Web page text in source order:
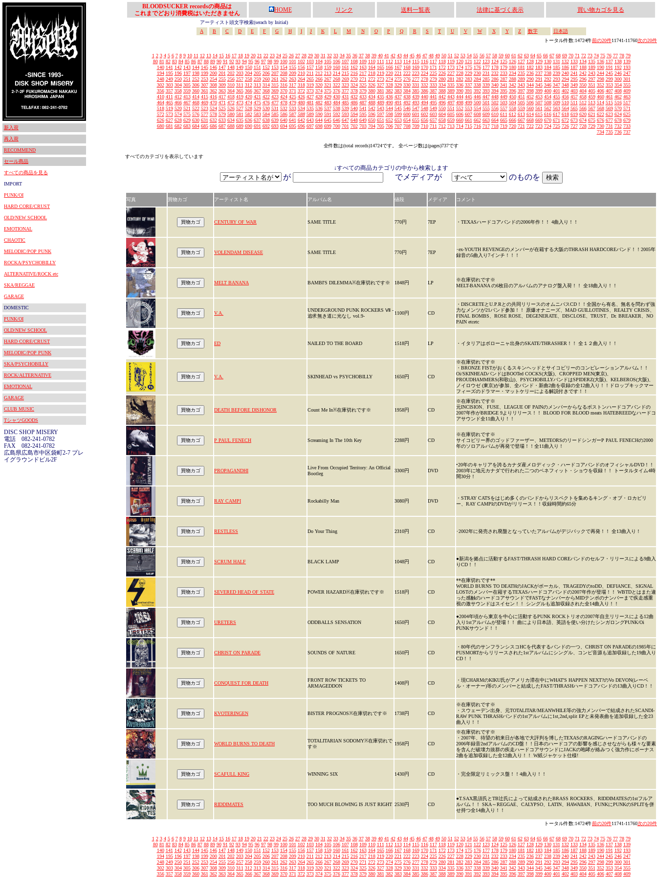
新入荷
再入荷
RECOMMEND
セール商品
すべての商品を見る
IMPORT
PUNK/OI
HARD CORE/CRUST
OLD/NEW SCHOOL
EMOTIONAL
CHAOTIC
MELODIC/POP PUNK
ROCKA/PSYCHOBILLY
ALTERNATIVE/ROCK etc
SKA/REGGAE
GARAGE
DOMESTIC
PUNK/OI
OLD/NEW SCHOOL
HARD CORE/CRUST
MELODIC/POP PUNK
SKA/PSYCHOBILLY
ROCK/ALTERNATIVE
EMOTIONAL
GARAGE
CLUB MUSIC
TシャツGOODS
DISC SHOP MISERY
電話 082-241-0782
FAX 082-241-0782
広島県広島市中区袋町2-7 プレ
イグラウンドビル2F
BLOODSUCKER recordsの商品は
これまでどおり消費税はいただきません
HOME リンク 送料一覧表 法律に基づく表示 買い物カゴを見る
アーティスト頭文字検索(serach by Initial)
A
B C D E F G H I J K L M N O P Q R S T U V W X Y Z 数字
日本語
トータル件数:14724件前の20件11741-11760次の20件
1 2 3 4 5 6 7 8 9 10 11 12 13 14 15 16 17 18 19 20 21 22 23 24 25 26 27 28 29 30 31 32 33 34 35 36 37 38 39 40 41 42 43 44 45 46 47 48 49 50 51 52 53 54 55 56 57 58 59 60 61 62 63 64 65 66 67 68 69 70 71 72 73 74 75 76 77 78 79
80 81 82 83 84 85 86 87 88 89 90 91 92 93 94 95 96 97 98 99 100 101 102 103 104 105 106 107 108 109 110 111 112 113 114 115 116 117 118 119 120 121 122 123 124 125 126 127 128 129 130 131 132 133 134 135 136 137 138 139
140 141 142 143 144 145 146 147 148 149 150 151 152 153 154 155 156 157 158 159 160 161 162 163 164 165 166 167 168 169 170 171 172 173 174 175 176 177 178 179 180 181 182 183 184 185 186 187 188 189 190 191 192 193
194 195 196 197 198 199 200 201 202 203 204 205 206 207 208 209 210 211 212 213 214 215 216 217 218 219 220 221 222 223 224 225 226 227 228 229 230 231 232 233 234 235 236 237 238 239 240 241 242 243 244 245 246 247
248 249 250 251 252 253 254 255 256 257 258 259 260 261 262 263 264 265 266 267 268 269 270 271 272 273 274 275 276 277 278 279 280 281 282 283 284 285 286 287 288 289 290 291 292 293 294 295 296 297 298 299 300 301
302 303 304 305 306 307 308 309 310 311 312 313 314 315 316 317 318 319 320 321 322 323 324 325 326 327 328 329 330 331 332 333 334 335 336 337 338 339 340 341 342 343 344 345 346 347 348 349 350 351 352 353 354 355
356 357 358 359 360 361 362 363 364 365 366 367 368 369 370 371 372 373 374 375 376 377 378 379 380 381 382 383 384 385 386 387 388 389 390 391 392 393 394 395 396 397 398 399 400 401 402 403 404 405 406 407 408 409
410 411 412 413 414 415 416 417 418 419 420 421 422 423 424 425 426 427 428 429 430 431 432 433 434 435 436 437 438 439 440 441 442 443 444 445 446 447 448 449 450 451 452 453 454 455 456 457 458 459 460 461 462 463
464 465 466 467 468 469 470 471 472 473 474 475 476 477 478 479 480 481 482 483 484 485 486 487 488 489 490 491 492 493 494 495 496 497 498 499 500 501 502 503 504 505 506 507 508 509 510 511 512 513 514 515 516 517
518 519 520 521 522 523 524 525 526 527 528 529 530 531 532 533 534 535 536 537 538 539 540 541 542 543 544 545 546 547 548 549 550 551 552 553 554 555 556 557 558 559 560 561 562 563 564 565 566 567 568 569 570 571
572 573 574 575 576 577 578 579 580 581 582 583 584 585 586 587 588 589 590 591 592 593 594 595 596 597 598 599 600 601 602 603 604 605 606 607 608 609 610 611 612 613 614 615 616 617 618 619 620 621 622 623 624 625
626 627 628 629 630 631 632 633 634 635 636 637 638 639 640 641 642 643 644 645 646 647 648 649 650 651 652 653 654 655 656 657 658 659 660 661 662 663 664 665 666 667 668 669 670 671 672 673 674 675 676 677 678 679
680 681 682 683 684 685 686 687 688 689 690 691 692 693 694 695 696 697 698 699 700 701 702 703 704 705 706 707 708 709 710 711 712 713 714 715 716 717 718 719 720 721 722 723 724 725 726 727 728 729 730 731 732 733
734 735 736 737
全件数は(total records)14724です。 全ページ数は(pages)737です
すべてのカテゴリを表示しています
↓すべての商品カテゴリの中から検索します
が でメディアが のものを
写真 買物カゴ アーティスト名 アルバム名 値段 メディア コメント
CENTURY OF WAR SAME TITLE 770円 7EP ・TEXASハードコアバンドの2006年作！！ 4曲入り！！
VOLENDAM DISEASE SAME TITLE 770円 7EP
･ex-YOUTH REVENGEのメンバーが在籍する大阪のTHRASH HARDCOREバンド！！2005年
録音の5曲入り7インチ！！！
MELT BANANA BAMBI'S DILEMMA※在庫切れです※ 1848円 LP
※在庫切れです※
MELT-BANANA の6枚目のアルバムのアナログ盤入荷！！ 全18曲入り！！
V.A.
UNDERGROUND PUNK ROCKERS Ⅶ -
追求無き道に光なし vol.9-
1100円 CD
・DISCRETEとU.P.Rとの共同リリースのオムニバスCD！！全国から有名、無名を問わず強
力なメンツが21バンド参加！！ 原爆オナニーズ、MAD GUILLOTINES、REALTY CRISIS、
FINAL BOMBS、ROSE ROSE、DEGENERATE、DISCLOSE、TRUST、Dr. BREAKER、NO
PAIN etcetc
ED NAILED TO THE BOARD 1518円 LP ・イタリアはボローニャ出身のSKATE/THRASHER！！ 全１２曲入り！！
V.A. SKINHEAD vs PSYCHOBILLY 1650円 CD
※在庫切れです※
・BRONZE FISTがおくるスキンヘッドとサイコビリーのコンピレーションアルバム！！
Oi/SKINHEADバンドはBOOTed COCKS(大阪)、CROPPED MEN(東京)、
PROUDHAMMERS(和歌山)、PSYCHOBILLYバンドはSPIDERZ(大阪)、KELBEROS(大阪)、
ノイロウゼ (東京)が参加、全バンド・新曲2曲を収録の全12曲入り！！ドロップキックマー
フィーズのドラマー・マットケリーによる解説付きです！！
DEATH BEFORE DISHONOR Count Me In※在庫切れです※ 1958円 CD
※在庫切れです※
元INCISION、FUSE、LEAGUE OF PAINのメンバーからなるボストンハードコアバンドの
2007年作がBRIDGE 9よりリリース！！ BLOOD FOR BLOOD meats HATEBREEDなハードコ
アサウンド全11曲入り！！
P PAUL FENECH Screaming In The 10th Key 2288円 CD
※在庫切れです※
サイコビリー界のゴッドファーザー、METEORSのリードシンガーP PAUL FENECHの2000
年のソロアルバムが再発で登場！！全11曲入り！
PROPAGANDHI
Live From Occupied Territory: An Official
Bootleg
3300円 DVD
•20年のキャリアを誇るカナダ産メロディック・ハードコアバンドのオフィシャルDVD！！
2003年に地元カナダで行われた二つのベネフィット・ショウを収録！！ トータルタイム4時
間30分！
RAY CAMPI Rockabilly Man 3080円 DVD
・STRAY CATSをはじめ多くのバンドからリスペクトを集めるキング・オブ・ロカビリ
ー、RAY CAMPIのDVDがリリース！！収録時間約65分
RESTLESS Do Your Thing 2310円 CD ･2002年に発売され廃盤となっていたアルバムがデジパックで再発！！ 全13曲入り！
SCRUM HALF BLACK LAMP 1048円 CD
●新潟を拠点に活動するFAST/THRASH HARD COREバンドのセルフ・リリースによる9曲入
りCD！！
SEVERED HEAD OF STATE POWER HAZARD※在庫切れです※ 1518円 CD
**在庫切れです**
WORLD BURNS TO DEATHのJACKがボーカル、TRAGEDYのtoDD、DEFIANCE、SIGNAL
LOSTのメンバー在籍するTEXASハードコアバンドの2007年作が登場！！ WBTDとはまた違
った感触のハードコアサウンドでFASTなナンバーからMIDテンポのナンバーまで疾走感重
視の激サウンドはスイセン！！ シングルも追加収録された全14曲入り！！
URETERS ODDBALLS SENSATION 1650円 CD
●2004年頃から東京を中心に活動するPUNK ROCKトリオの2007年自主リリースによる12曲
入り1stアルバムが登場！！ 曲により日本語、英語を使い分けたシンガロングPUNK/Oi
PUNKサウンド！！
CHRIST ON PARADE SOUNDS OF NATURE 1650円 CD
・80年代のサンフランシスコHCを代表するバンドの一つ、CHRIST ON PARADEの1985年に
PUSMORTからリリースされた1stアルバムにシングル、コンピ音源も追加収録した19曲入り
CD！！
CONQUEST FOR DEATH
FRONT ROW TICKETS TO
ARMAGEDDON
1408円 CD
・現CHARMのKIKU氏がアメリカ滞在中にWHAT'S HAPPEN NEXT?のVo DEVON(レーベ
ル・オーナー)等のメンバーと結成したFAST/THRASHハードコアバンドの13曲入りCD！！
KVOTERINGEN BISTER PROGNOS※在庫切れです※ 1738円 CD
※在庫切れです※
・スウェーデン出身、元TOTALITAR/MEANWHILE等の強力メンバーで結成されたSCANDI-
RAW PUNK THRASHバンドの1stアルバムに1st,2nd,split EPと未発表曲を追加収録した全23
曲入り！！
WORLD BURNS TO DEATH
TOTALITARIAN SODOMY※在庫切れで
す※
1958円 CD
※在庫切れです※
・2007年、待望の初来日が各地で大評判を博したTEXASのRAGINGハードコアバンドの
2006年録音2ndアルバムのCD盤！！日本のハードコアの影響を感じさせながらも様々な要素
を含んだ破壊力抜群の疾走ハードコアサウンドにJACKの咆哮が絡みつく強力作にボーナス
2曲を追加収録した全12曲入り！！ W紙ジャケット仕様!
SCAFULL KING WINNING SIX 1430円 CD ・完全限定リミックス盤！！4曲入り！！
RIDDIMATES TOO MUCH BLOWING IS JUST RIGHT 2530円 CD
●T.SAX黒須氏とTB辻氏によって結成されたBRASS ROCKERS、RIDDIMATESの1stフルア
ルバム！！ SKA～REGGAE、CALYPSO、LATIN、HAWAIIAN、FUNKにPUNKのSPLITを併
せ持つ全14曲入り！！
トータル件数:14724件前の20件11741-11760次の20件
1 2 3 4 5 6 7 8 9 10 11 12 13 14 15 16 17 18 19 20 21 22 23 24 25 26 27 28 29 30 31 32 33 34 35 36 37 38 39 40 41 42 43 44 45 46 47 48 49 50 51 52 53 54 55 56 57 58 59 60 61 62 63 64 65 66 67 68 69 70 71 72 73 74 75 76 77 78 79
80 81 82 83 84 85 86 87 88 89 90 91 92 93 94 95 96 97 98 99 100 101 102 103 104 105 106 107 108 109 110 111 112 113 114 115 116 117 118 119 120 121 122 123 124 125 126 127 128 129 130 131 132 133 134 135 136 137 138 139
140 141 142 143 144 145 146 147 148 149 150 151 152 153 154 155 156 157 158 159 160 161 162 163 164 165 166 167 168 169 170 171 172 173 174 175 176 177 178 179 180 181 182 183 184 185 186 187 188 189 190 191 192 193
194 195 196 197 198 199 200 201 202 203 204 205 206 207 208 209 210 211 212 213 214 215 216 217 218 219 220 221 222 223 224 225 226 227 228 229 230 231 232 233 234 235 236 237 238 239 240 241 242 243 244 245 246 247
248 249 250 251 252 253 254 255 256 257 258 259 260 261 262 263 264 265 266 267 268 269 270 271 272 273 274 275 276 277 278 279 280 281 282 283 284 285 286 287 288 289 290 291 292 293 294 295 296 297 298 299 300 301
302 303 304 305 306 307 308 309 310 311 312 313 314 315 316 317 318 319 320 321 322 323 324 325 326 327 328 329 330 331 332 333 334 335 336 337 338 339 340 341 342 343 344 345 346 347 348 349 350 351 352 353 354 355
356 357 358 359 360 361 362 363 364 365 366 367 368 369 370 371 372 373 374 375 376 377 378 379 380 381 382 383 384 385 386 387 388 389 390 391 392 393 394 395 396 397 398 399 400 401 402 403 404 405 406 407 408 409